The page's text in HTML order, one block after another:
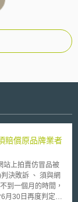
賠償原品牌業者
上拍賣仿冒品被
決敗訴 、 須與網
到一個月的時間，
月30日再度判定